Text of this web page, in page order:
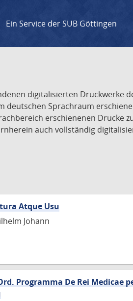
Ein Service der SUB Göttingen
digitalisierten Druckwerke
Sprachraum
erschienenen Drucke
auch vollständig
Atque Usu
Johann
Programma De Rei Medicae